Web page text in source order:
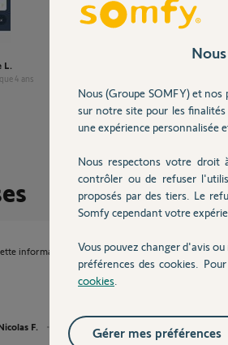
L.
4 ans
information au service developpement.
F. il y a presque 4 ans
Nous (Groupe SOMFY) et nos
sur notre site pour les
une expérience personnalisée
Nous respectons votre droit
contrôler ou de refuser
proposés par des tiers. Le
Somfy cependant votre
Vous pouvez changer d'avis
préférences des cookies.
cookies
Gérer mes préférences